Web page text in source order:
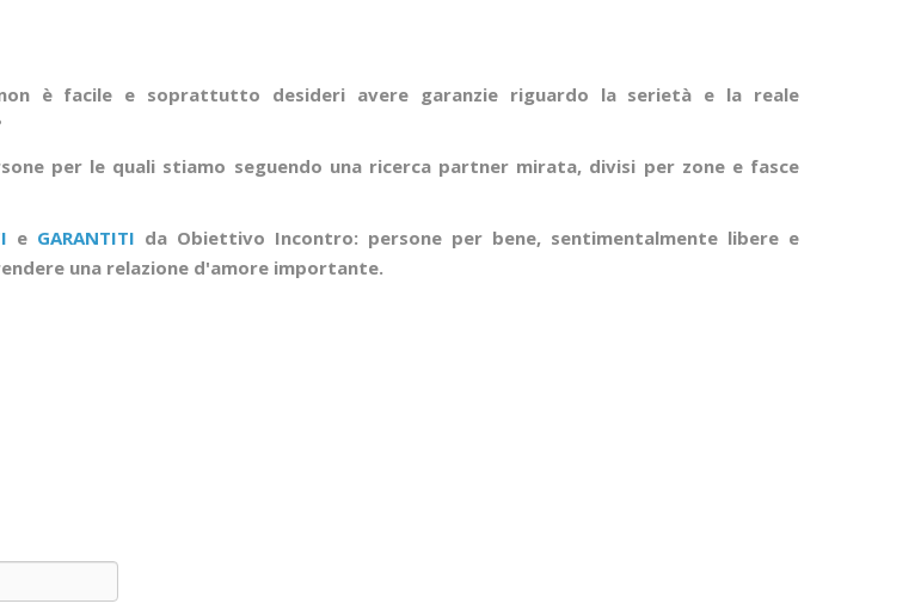
è facile e soprattutto desideri avere garanzie riguardo la serietà e la reale
per le quali stiamo seguendo una ricerca partner mirata, divisi per zone e fasce
e GARANTITI da Obiettivo Incontro: persone per bene, sentimentalmente libere e
una relazione d'amore importante.